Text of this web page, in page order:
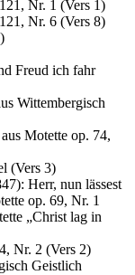
Nr. 1 (Vers 1)
Nr. 6 (Vers 8)
Freud ich fahr
Wittembergisch
Motette op. 74,
(Vers 3)
Herr, nun lässest
op. 69, Nr. 1
„Christ lag in
Nr. 2 (Vers 2)
Geistlich